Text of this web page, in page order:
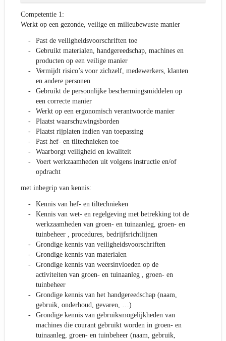
Competentie 1:
Werkt op een gezonde, veilige en milieubewuste manier
Past de veiligheidsvoorschriften toe
Gebruikt materialen, handgereedschap, machines en
producten op een veilige manier
Vermijdt risico’s voor zichzelf, medewerkers, klanten
en andere personen
Gebruikt de persoonlijke beschermingsmiddelen op
een correcte manier
Werkt op een ergonomisch verantwoorde manier
Plaatst waarschuwingsborden
Plaatst rijplaten indien van toepassing
Past hef- en tiltechnieken toe
Waarborgt veiligheid en kwaliteit
Voert werkzaamheden uit volgens instructie en/of
opdracht
met inbegrip van kennis:
Kennis van hef- en tiltechnieken
Kennis van wet- en regelgeving met betrekking tot de
werkzaamheden van groen- en tuinaanleg, groen- en
tuinbeheer , procedures, bedrijfsrichtlijnen
Grondige kennis van veiligheidsvoorschriften
Grondige kennis van materialen
Grondige kennis van weersinvloeden op de
activiteiten van groen- en tuinaanleg , groen- en
tuinbeheer
Grondige kennis van het handgereedschap (naam,
gebruik, onderhoud, gevaren, …)
Grondige kennis van gebruiksmogelijkheden van
machines die courant gebruikt worden in groen- en
tuinaanleg, groen- en tuinbeheer (naam, gebruik,